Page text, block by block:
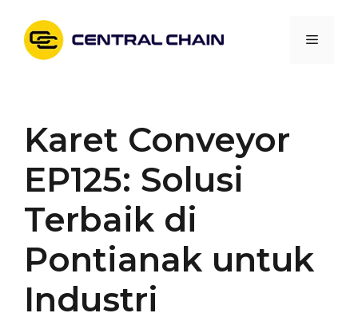
content
Menu
Karet Conveyor
EP125: Solusi
Terbaik di
Pontianak untuk
Industri